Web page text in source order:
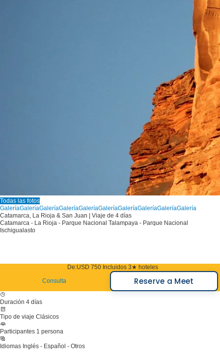
Todas las fotos
GaleríaGaleríaGaleríaGaleríaGaleríaGaleríaGaleríaGaleríaGaleríaGalería
Catamarca, La Rioja & San Juan | Viaje de 4 días
Catamarca - La Rioja - Parque Nacional Talampaya - Parque Nacional
Ischigualasto
De:USD 750 Incluidos 3★ hoteles
Consulta
Reserve a Meet
Duración 4 días
Tipo de viaje Clásicos
Participantes 1 persona
Idiomas Inglés - Español - Otros